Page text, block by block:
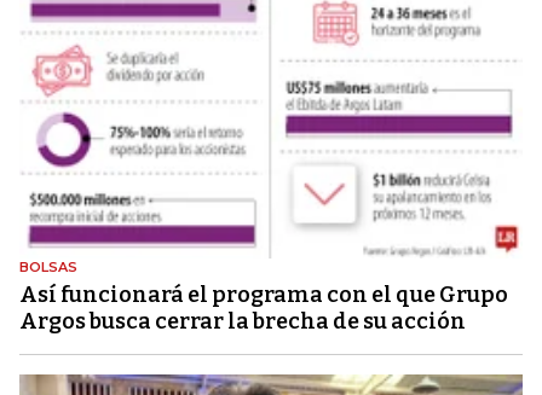
BOLSAS
Así funcionará el programa con el que Grupo
Argos busca cerrar la brecha de su acción